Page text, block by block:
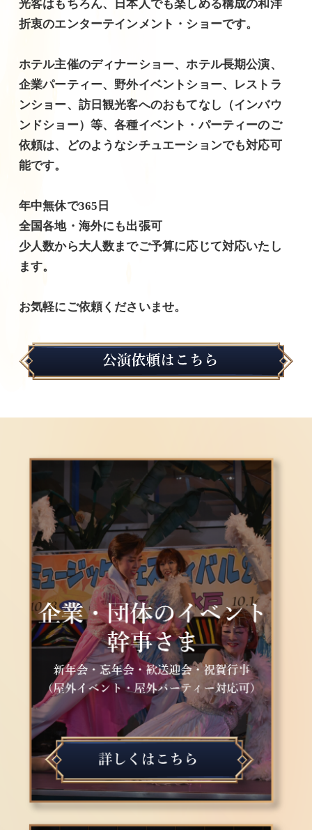
光客はもちろん、日本人でも楽しめる構成の和洋
折衷のエンターテインメント・ショーです。
ホテル主催のディナーショー、ホテル長期公演、
企業パーティー、野外イベントショー、レストラ
ンショー、訪日観光客へのおもてなし（インバウ
ンドショー）等、各種イベント・パーティーのご
依頼は、どのようなシチュエーションでも対応可
能です。
年中無休で365日
全国各地・海外にも出張可
少人数から大人数までご予算に応じて対応いたし
ます。
お気軽にご依頼くださいませ。